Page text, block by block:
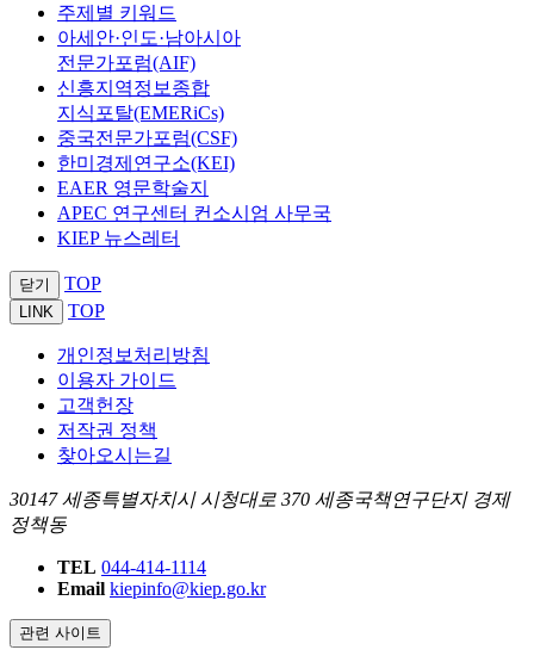
주제별 키워드
아세안·인도·남아시아
전문가포럼(AIF)
신흥지역정보종합
지식포탈(EMERiCs)
중국전문가포럼(CSF)
한미경제연구소(KEI)
EAER 영문학술지
APEC 연구센터 컨소시엄 사무국
KIEP 뉴스레터
닫기 TOP
LINK TOP
개인정보처리방침
이용자 가이드
고객헌장
저작권 정책
찾아오시는길
30147 세종특별자치시 시청대로 370 세종국책연구단지 경제
정책동
TEL 044-414-1114
Email kiepinfo@kiep.go.kr
관련 사이트